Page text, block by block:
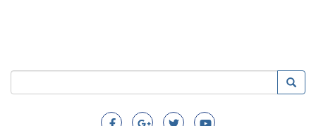
Search
Пребарување